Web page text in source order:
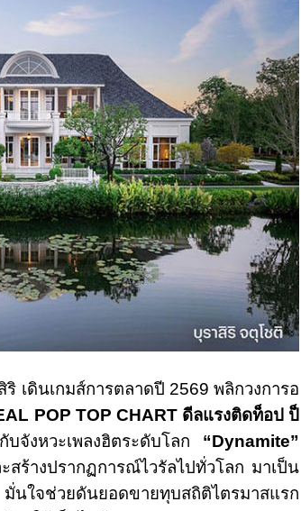
ริ เดินเกมส์การตลาดปี 2569พลิกวงการอ
POP TOP CHART ดีลแรงติดท็อป ป็
จังหวะเพลงฮิตระดับโลก “Dynamite”
สร้างปรากฏการณ์ไวรัลไปทั่วโลก มาเป็น
นใจช่วยดันยอดขายทุบสถิติไตรมาสแรก